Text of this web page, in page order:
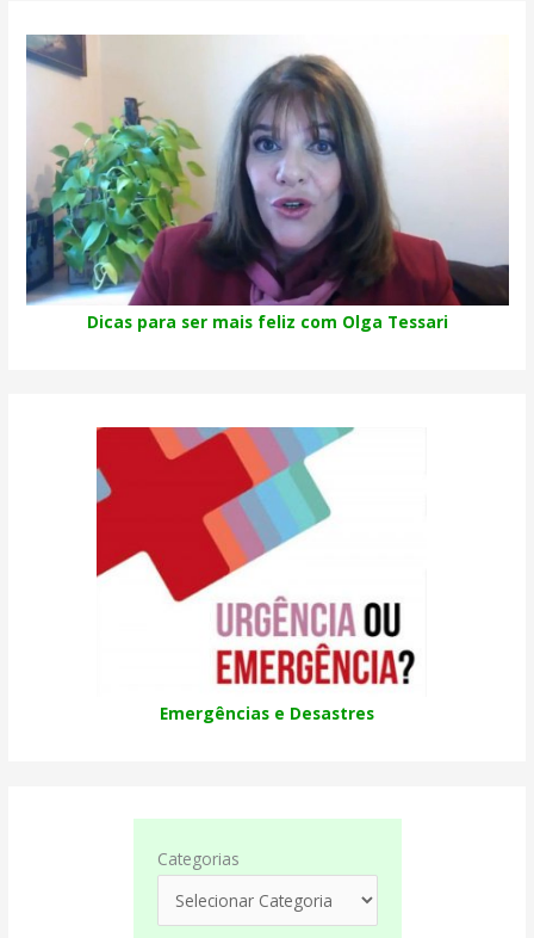
Dicas para ser mais feliz com Olga Tessari
Emergências e Desastres
Categorias